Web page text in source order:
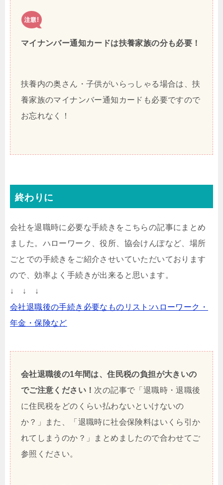
マイナンバー通知カードは扶養家族の分も必要！
扶養内の奥さん・子供がいらっしゃる場合は、扶
養家族のマイナンバー通知カードも必要ですので
お忘れなく！
終わりに
会社を退職時に必要な手続きをこちらの記事にまとめ
ました。ハローワーク、役所、協会けんぽなど、場所
ごとでの手続きをご紹介させいていただいております
ので、効率よく手続きが出来ると思います。
↓ ↓ ↓
会社退職後の手続き必要なものリスト:ハローワーク・
年金・保険など
会社退職後の1年間は、住民税の負担が大きいの
でご注意ください！ 次の記事で「退職時・退職後
に住民税をどのくらい払わないといけないの
か？」また、「退職時に社会保険料はいくら引か
れてしまうのか？」まとめましたので合わせてご
参照ください。